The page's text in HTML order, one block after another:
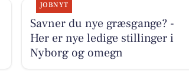
JOBNYT
Savner du nye græsgange? -
Her er nye ledige stillinger i
Nyborg og omegn